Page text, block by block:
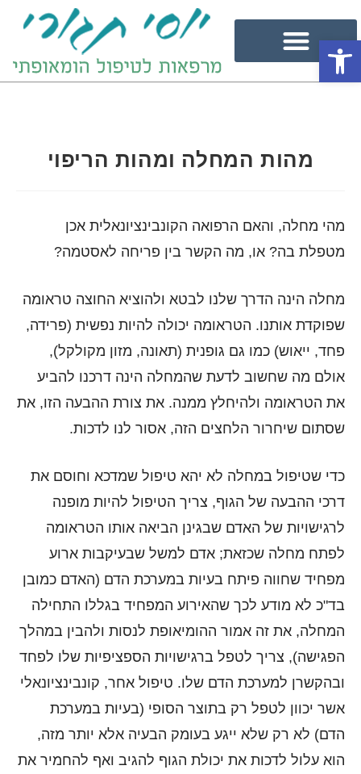
פתח סרגל נגישות
מהות המחלה ומהות הריפוי
מהי מחלה, והאם הרפואה הקונבינציונאלית אכן
מטפלת בה? או, מה הקשר בין פריחה לאסטמה?
מחלה הינה הדרך שלנו לבטא ולהוציא החוצה טראומה
שפוקדת אותנו. הטראומה יכולה להיות נפשית (פרידה,
פחד, ייאוש) כמו גם גופנית (תאונה, מזון מקולקל),
אולם מה שחשוב לדעת שהמחלה הינה דרכנו להביע
את הטראומה ולהיחלץ ממנה. את צורת ההבעה הזו, את
שסתום שיחרור הלחצים הזה, אסור לנו לדכות.
כדי שטיפול במחלה לא יהא טיפול שמדכא וחוסם את
דרכי ההבעה של הגוף, צריך הטיפול להיות מופנה
לרגישויות של האדם שבגינן הביאה אותו הטראומה
לפתח מחלה שכזאת; אדם למשל שבעיקבות ארוע
מפחיד שחווה פיתח בעיות במערכת הדם (האדם כמובן
בד"כ לא מודע לכך שהאירוע המפחיד בגללו התחילה
המחלה, את זה אמור ההומיאופת לנסות ולהבין במהלך
הפגישה), צריך לטפל ברגישויות הספציפיות שלו לפחד
ובהקשרן למערכת הדם שלו. טיפול אחר, קונבינציונאלי
אשר יכוון לטפל רק בתוצר הסופי (בעיות במערכת
הדם) לא רק שלא ייגע בעומק הבעיה אלא יותר מזה,
הוא עלול לדכות את יכולת הגוף להגיב ואף להחמיר את